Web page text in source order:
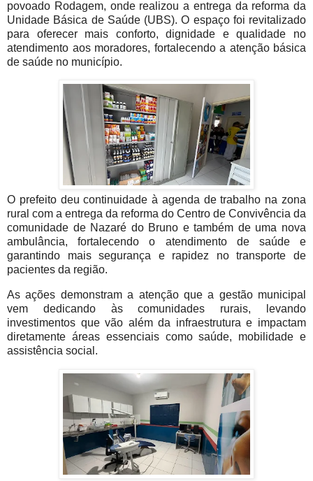
povoado Rodagem, onde realizou a entrega da reforma da
Unidade Básica de Saúde (UBS). O espaço foi revitalizado
para oferecer mais conforto, dignidade e qualidade no
atendimento aos moradores, fortalecendo a atenção básica
de saúde no município.
O prefeito deu continuidade à agenda de trabalho na zona
rural com a entrega da reforma do Centro de Convivência da
comunidade de Nazaré do Bruno e também de uma nova
ambulância, fortalecendo o atendimento de saúde e
garantindo mais segurança e rapidez no transporte de
pacientes da região.
As ações demonstram a atenção que a gestão municipal
vem dedicando às comunidades rurais, levando
investimentos que vão além da infraestrutura e impactam
diretamente áreas essenciais como saúde, mobilidade e
assistência social.